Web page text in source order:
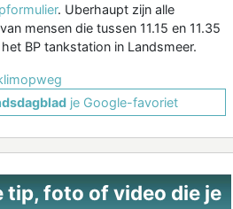
. Uberhaupt zijn alle
mensen die tussen 11.15 en 11.35
BP tankstation in Landsmeer.
je Google-favoriet
tip, foto of video die je